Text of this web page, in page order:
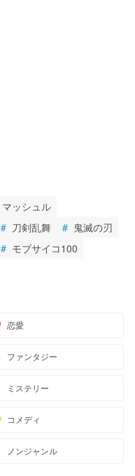
マッシュル
# 刀剣乱舞 # 鬼滅の刃
# モブサイコ100
恋愛
ファンタジー
ミステリー
コメディ
ノンジャンル